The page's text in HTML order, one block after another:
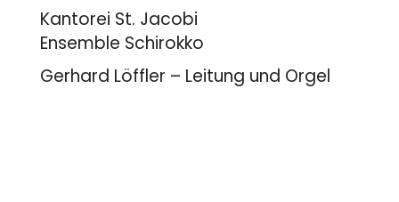
Kantorei St. Jacobi
Ensemble Schirokko
Gerhard Löffler – Leitung und Orgel